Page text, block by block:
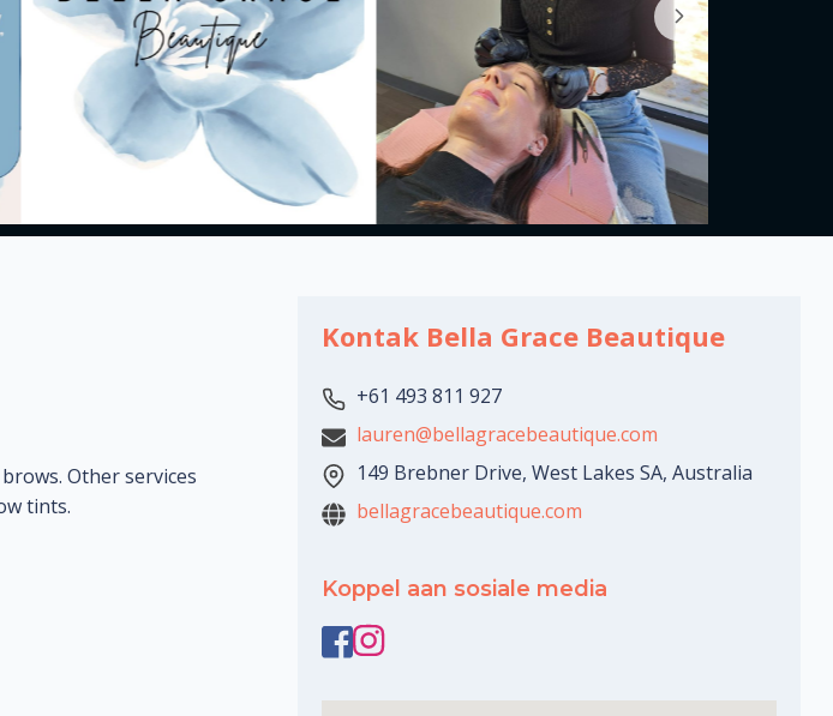
Other services
tints.
Kontak Bella Grace Beautique
+61 493 811 927
lauren@bellagracebeautique.com
149 Brebner Drive, West Lakes SA, Australia
bellagracebeautique.com
Koppel aan sosiale media